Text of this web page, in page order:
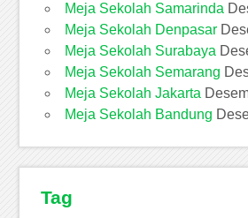
Meja Sekolah Samarinda
Meja Sekolah Denpasar
Meja Sekolah Surabaya
Meja Sekolah Semarang
Meja Sekolah Jakarta
Meja Sekolah Bandung
Tag